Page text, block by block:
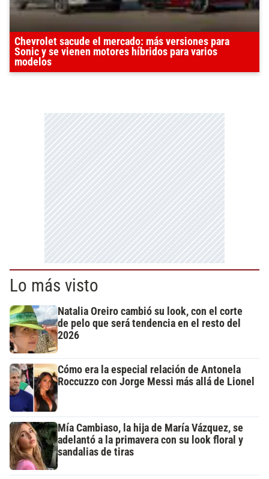
Chevrolet sacude el mercado: más versiones para
Sonic y se vienen motores híbridos para varios
modelos
Lo más visto
Natalia Oreiro cambió su look, con el corte
de pelo que será tendencia en el resto del
2026
Cómo era la especial relación de Antonela
Roccuzzo con Jorge Messi más allá de Lionel
Mía Cambiaso, la hija de María Vázquez, se
adelantó a la primavera con su look floral y
sandalias de tiras